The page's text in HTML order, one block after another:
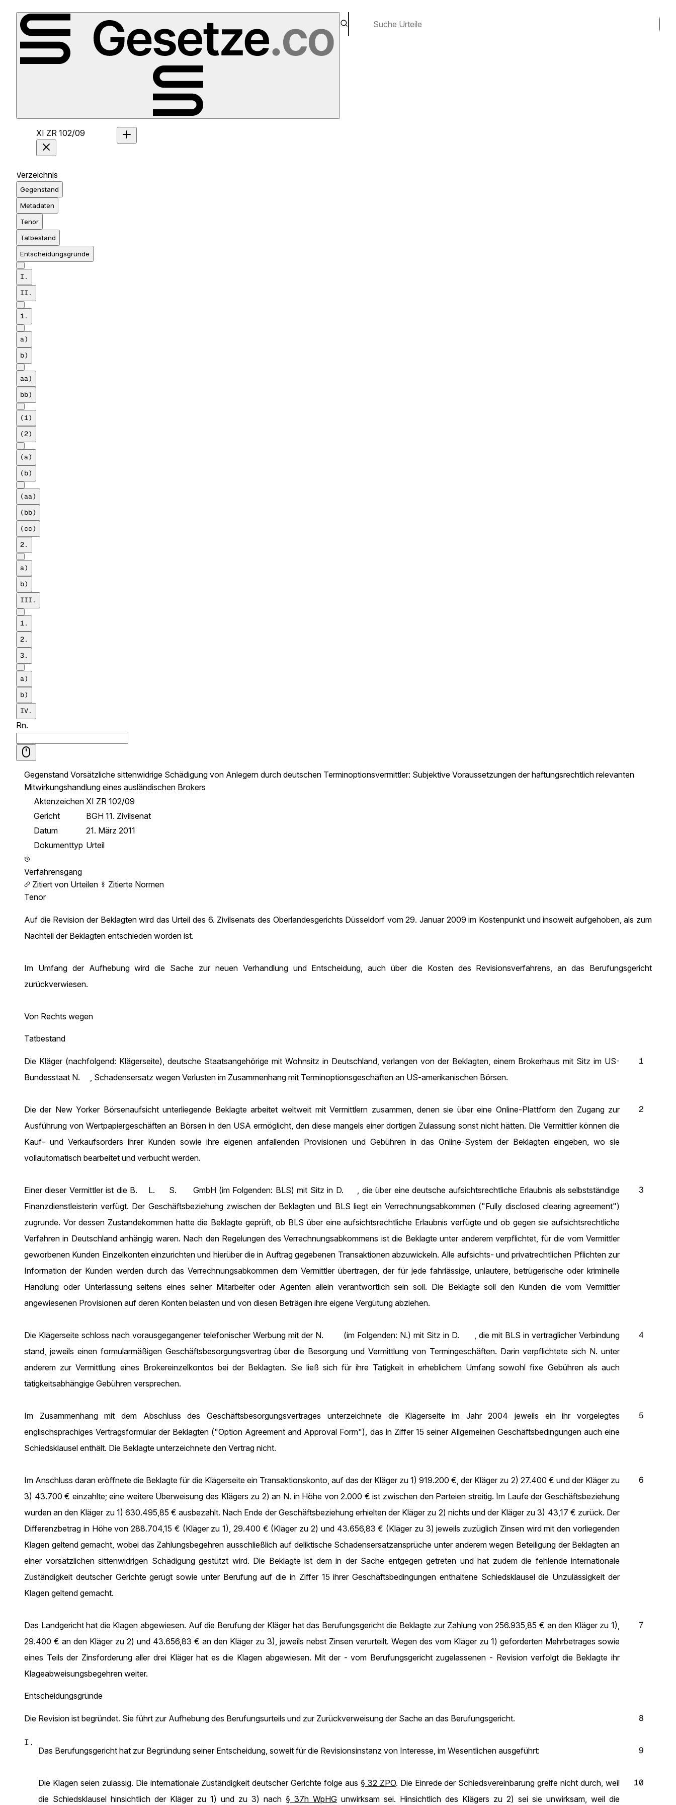
XI ZR 102/09
Verzeichnis
Gegenstand
Metadaten
Tenor
Tatbestand
Entscheidungsgründe
I.
II.
1.
a)
b)
aa)
bb)
(1)
(2)
(a)
(b)
(aa)
(bb)
(cc)
2.
a)
b)
III.
1.
2.
3.
a)
b)
IV.
Rn.
Gegenstand Vorsätzliche sittenwidrige Schädigung von Anlegern durch deutschen Terminoptionsvermittler: Subjektive Voraussetzungen der haftungsrechtlich relevanten
Mitwirkungshandlung eines ausländischen Brokers
Aktenzeichen XI ZR 102/09
Gericht
BGH 11. Zivilsenat
Datum
21. März 2011
Dokumenttyp Urteil
Verfahrensgang
Zitiert von Urteilen
Zitierte Normen
Tenor
Auf die Revision der Beklagten wird das Urteil des 6. Zivilsenats des Oberlandesgerichts Düsseldorf vom 29. Januar 2009 im Kostenpunkt und insoweit aufgehoben, als zum
Nachteil der Beklagten entschieden worden ist.
Im Umfang der Aufhebung wird die Sache zur neuen Verhandlung und Entscheidung, auch über die Kosten des Revisionsverfahrens, an das Berufungsgericht
zurückverwiesen.
Von Rechts wegen
Tatbestand
1
Die Kläger (nachfolgend: Klägerseite), deutsche Staatsangehörige mit Wohnsitz in Deutschland, verlangen von der Beklagten, einem Brokerhaus mit Sitz im US-
Bundesstaat N. , Schadensersatz wegen Verlusten im Zusammenhang mit Terminoptionsgeschäften an US-amerikanischen Börsen.
2
Die der New Yorker Börsenaufsicht unterliegende Beklagte arbeitet weltweit mit Vermittlern zusammen, denen sie über eine Online-Plattform den Zugang zur
Ausführung von Wertpapiergeschäften an Börsen in den USA ermöglicht, den diese mangels einer dortigen Zulassung sonst nicht hätten. Die Vermittler können die
Kauf- und Verkaufsorders ihrer Kunden sowie ihre eigenen anfallenden Provisionen und Gebühren in das Online-System der Beklagten eingeben, wo sie
vollautomatisch bearbeitet und verbucht werden.
3
Einer dieser Vermittler ist die B. L. S. GmbH (im Folgenden: BLS) mit Sitz in D. , die über eine deutsche aufsichtsrechtliche Erlaubnis als selbstständige
Finanzdienstleisterin verfügt. Der Geschäftsbeziehung zwischen der Beklagten und BLS liegt ein Verrechnungsabkommen ("Fully disclosed clearing agreement")
zugrunde. Vor dessen Zustandekommen hatte die Beklagte geprüft, ob BLS über eine aufsichtsrechtliche Erlaubnis verfügte und ob gegen sie aufsichtsrechtliche
Verfahren in Deutschland anhängig waren. Nach den Regelungen des Verrechnungsabkommens ist die Beklagte unter anderem verpflichtet, für die vom Vermittler
geworbenen Kunden Einzelkonten einzurichten und hierüber die in Auftrag gegebenen Transaktionen abzuwickeln. Alle aufsichts- und privatrechtlichen Pflichten zur
Information der Kunden werden durch das Verrechnungsabkommen dem Vermittler übertragen, der für jede fahrlässige, unlautere, betrügerische oder kriminelle
Handlung oder Unterlassung seitens eines seiner Mitarbeiter oder Agenten allein verantwortlich sein soll. Die Beklagte soll den Kunden die vom Vermittler
angewiesenen Provisionen auf deren Konten belasten und von diesen Beträgen ihre eigene Vergütung abziehen.
4
Die Klägerseite schloss nach vorausgegangener telefonischer Werbung mit der N. (im Folgenden: N.) mit Sitz in D. , die mit BLS in vertraglicher Verbindung
stand, jeweils einen formularmäßigen Geschäftsbesorgungsvertrag über die Besorgung und Vermittlung von Termingeschäften. Darin verpflichtete sich N. unter
anderem zur Vermittlung eines Brokereinzelkontos bei der Beklagten. Sie ließ sich für ihre Tätigkeit in erheblichem Umfang sowohl fixe Gebühren als auch
tätigkeitsabhängige Gebühren versprechen.
5
Im Zusammenhang mit dem Abschluss des Geschäftsbesorgungsvertrages unterzeichnete die Klägerseite im Jahr 2004 jeweils ein ihr vorgelegtes
englischsprachiges Vertragsformular der Beklagten ("Option Agreement and Approval Form"), das in Ziffer 15 seiner Allgemeinen Geschäftsbedingungen auch eine
Schiedsklausel enthält. Die Beklagte unterzeichnete den Vertrag nicht.
6
Im Anschluss daran eröffnete die Beklagte für die Klägerseite ein Transaktionskonto, auf das der Kläger zu 1) 919.200 €, der Kläger zu 2) 27.400 € und der Kläger zu
3) 43.700 € einzahlte; eine weitere Überweisung des Klägers zu 2) an N. in Höhe von 2.000 € ist zwischen den Parteien streitig. Im Laufe der Geschäftsbeziehung
wurden an den Kläger zu 1) 630.495,85 € ausbezahlt. Nach Ende der Geschäftsbeziehung erhielten der Kläger zu 2) nichts und der Kläger zu 3) 43,17 € zurück. Der
Differenzbetrag in Höhe von 288.704,15 € (Kläger zu 1), 29.400 € (Kläger zu 2) und 43.656,83 € (Kläger zu 3) jeweils zuzüglich Zinsen wird mit den vorliegenden
Klagen geltend gemacht, wobei das Zahlungsbegehren ausschließlich auf deliktische Schadensersatzansprüche unter anderem wegen Beteiligung der Beklagten an
einer vorsätzlichen sittenwidrigen Schädigung gestützt wird. Die Beklagte ist dem in der Sache entgegen getreten und hat zudem die fehlende internationale
Zuständigkeit deutscher Gerichte gerügt sowie unter Berufung auf die in Ziffer 15 ihrer Geschäftsbedingungen enthaltene Schiedsklausel die Unzulässigkeit der
Klagen geltend gemacht.
7
Das Landgericht hat die Klagen abgewiesen. Auf die Berufung der Kläger hat das Berufungsgericht die Beklagte zur Zahlung von 256.935,85 € an den Kläger zu 1),
29.400 € an den Kläger zu 2) und 43.656,83 € an den Kläger zu 3), jeweils nebst Zinsen verurteilt. Wegen des vom Kläger zu 1) geforderten Mehrbetrages sowie
eines Teils der Zinsforderung aller drei Kläger hat es die Klagen abgewiesen. Mit der - vom Berufungsgericht zugelassenen - Revision verfolgt die Beklagte ihr
Klageabweisungsbegehren weiter.
Entscheidungsgründe
8
Die Revision ist begründet. Sie führt zur Aufhebung des Berufungsurteils und zur Zurückverweisung der Sache an das Berufungsgericht.
I.
9
Das Berufungsgericht hat zur Begründung seiner Entscheidung, soweit für die Revisionsinstanz von Interesse, im Wesentlichen ausgeführt:
10
Die Klagen seien zulässig. Die internationale Zuständigkeit deutscher Gerichte folge aus § 32 ZPO. Die Einrede der Schiedsvereinbarung greife nicht durch, weil
die Schiedsklausel hinsichtlich der Kläger zu 1) und zu 3) nach § 37h WpHG unwirksam sei. Hinsichtlich des Klägers zu 2) sei sie unwirksam, weil die